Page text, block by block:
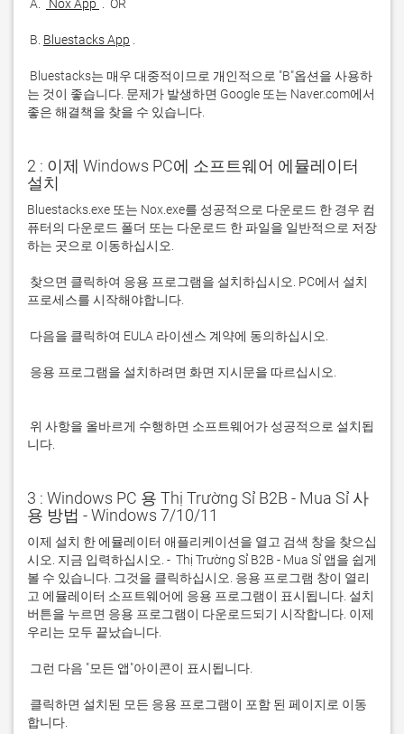
A. Nox App
B. Bluestacks App
는 것이 좋습니다. 문제가 발생하면 Google 또는 Naver.com에서
좋은 해결책을 찾을 수 있습니다.
2 : 이제 Windows PC에 소프트웨어 에뮬레이터
설치
Bluestacks.exe 또는 Nox.exe를 성공적으로 다운로드 한 경우 컴
퓨터의 다운로드 폴더 또는 다운로드 한 파일을 일반적으로 저장
니다.
3 : Windows PC 용 Thị Trường Sỉ B2B - Mua Sỉ 사
용 방법 - Windows 7/10/11
이제 설치 한 에뮬레이터 애플리케이션을 열고 검색 창을 찾으십
시오. 지금 입력하십시오. -  Thị Trường Sỉ B2B - Mua Sỉ 앱을 쉽게
볼 수 있습니다. 그것을 클릭하십시오. 응용 프로그램 창이 열리
고 에뮬레이터 소프트웨어에 응용 프로그램이 표시됩니다. 설치
버튼을 누르면 응용 프로그램이 다운로드되기 시작합니다. 이제